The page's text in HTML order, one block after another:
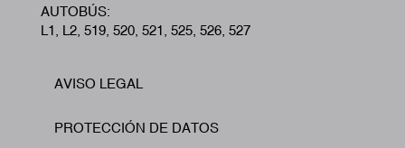
AUTOBÚS:
L1, L2, 519, 520, 521, 525, 526, 527
Footer
AVISO LEGAL
PROTECCIÓN DE DATOS